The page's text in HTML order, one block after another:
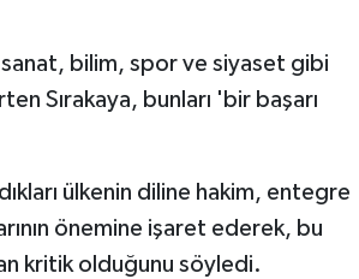
bilim, spor ve siyaset gibi
Sırakaya, bunları 'bir başarı
ülkenin diline hakim, entegre
önemine işaret ederek, bu
kritik olduğunu söyledi.